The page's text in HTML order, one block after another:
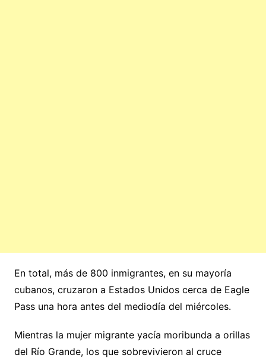
En total, más de 800 inmigrantes, en su mayoría
cubanos, cruzaron a Estados Unidos cerca de Eagle
Pass una hora antes del mediodía del miércoles.
Mientras la mujer migrante yacía moribunda a orillas
del Río Grande, los que sobrevivieron al cruce